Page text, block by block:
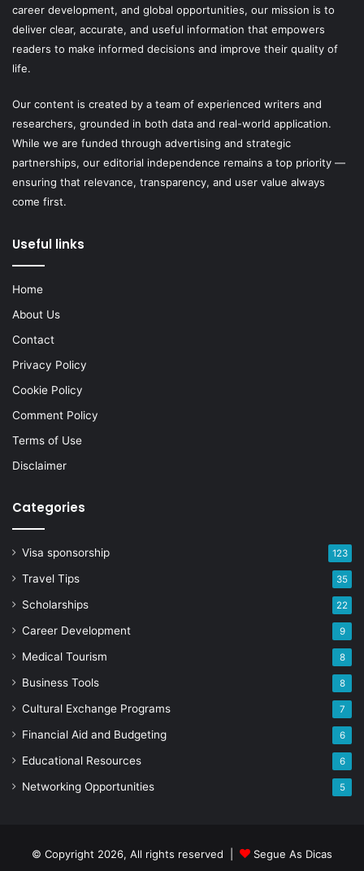
career development, and global opportunities, our mission is to
deliver clear, accurate, and useful information that empowers
readers to make informed decisions and improve their quality of
life.
Our content is created by a team of experienced writers and
researchers, grounded in both data and real-world application.
While we are funded through advertising and strategic
partnerships, our editorial independence remains a top priority —
ensuring that relevance, transparency, and user value always
come first.
Useful links
Home
About Us
Contact
Privacy Policy
Cookie Policy
Comment Policy
Terms of Use
Disclaimer
Categories
Visa sponsorship 123
Travel Tips 35
Scholarships 22
Career Development 9
Medical Tourism 8
Business Tools 8
Cultural Exchange Programs 7
Financial Aid and Budgeting 6
Educational Resources 6
Networking Opportunities 5
© Copyright 2026, All rights reserved |
Segue As Dicas